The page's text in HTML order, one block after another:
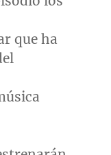
que ha